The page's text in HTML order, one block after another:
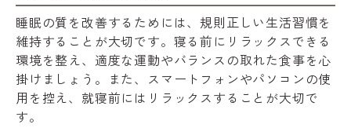
睡眠の質を改善するためには、規則正しい生活習慣を
維持することが大切です。寝る前にリラックスできる
環境を整え、適度な運動やバランスの取れた食事を心
掛けましょう。また、スマートフォンやパソコンの使
用を控え、就寝前にはリラックスすることが大切で
す。